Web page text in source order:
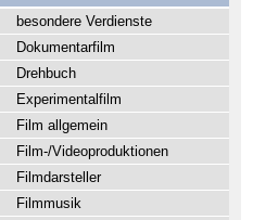
besondere Verdienste
Dokumentarfilm
Drehbuch
Experimentalfilm
Film allgemein
Film-/Videoproduktionen
Filmdarsteller
Filmmusik